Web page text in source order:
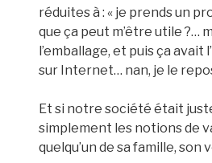
réduites à : « je prends un
que ça peut m’être utile ?…
l’emballage, et puis ça
sur Internet… nan, je le
Et si notre société était
simplement les notions de
quelqu’un de sa famille,